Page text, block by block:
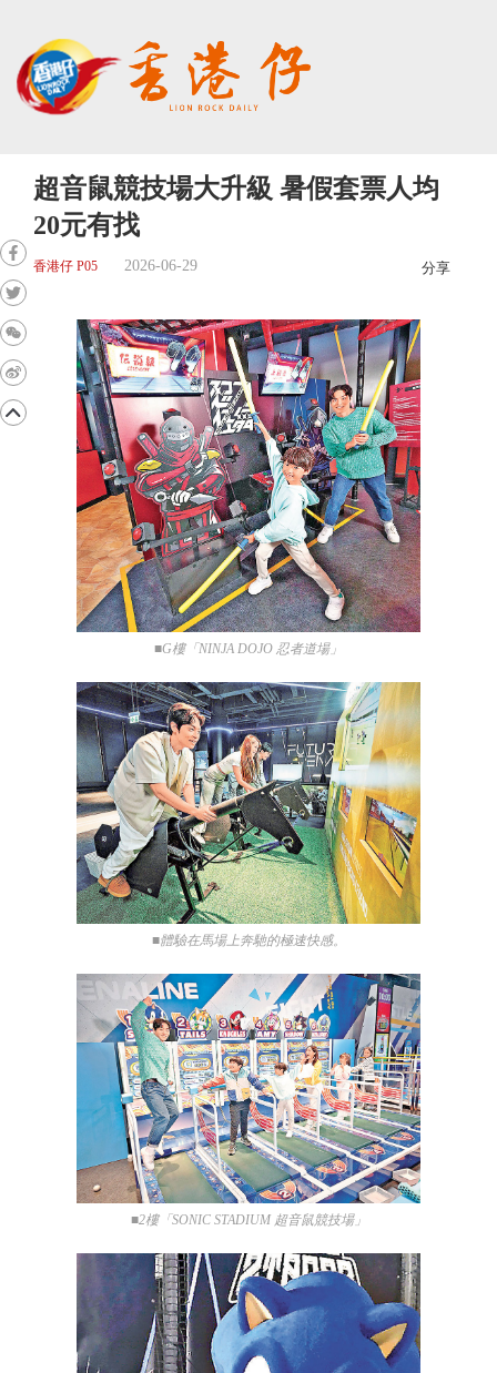
超音鼠競技場大升級 暑假套票人均
20元有找
香港仔 P05 2026-06-29 分享
■G樓「NINJA DOJO 忍者道場」
■體驗在馬場上奔馳的極速快感。
■2樓「SONIC STADIUM 超音鼠競技場」